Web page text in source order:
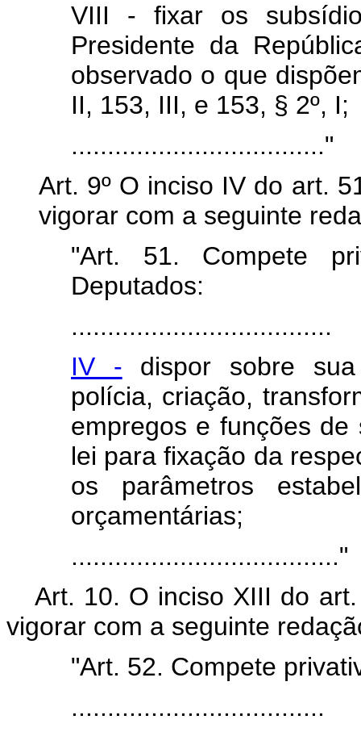
VIII - fixar os
Presidente da
observado o que
II, 153, III, e 153, § 2º, I;
..................................."
Art. 9º O inciso IV do art.
vigorar com a seguinte
"Art. 51. Compete
Deputados:
....................................
IV - dispor sobre sua
polícia, criação,
empregos e funções
lei para fixação da
os parâmetros
orçamentárias;
....................................."
Art. 10. O inciso XIII do
vigorar com a seguinte
"Art. 52. Compete
...................................